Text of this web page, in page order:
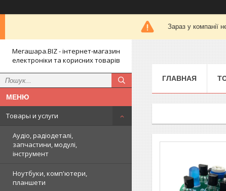
Зараз у компанії
Мегашара.BIZ - інтернет-магазин
електроніки та корисних товарів
Товары и услуги
Аудіо, радіодеталі,
запчастини, модулі,
інструмент
Ноутбуки, комп'ютери,
планшети
ГЛАВНАЯ